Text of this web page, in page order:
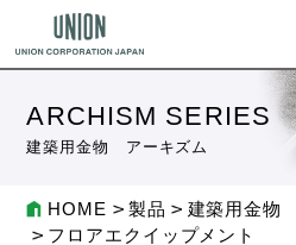
ARCHISM SERIES
建築用金物 アーキズム
HOME 製品
建築用金物
フロアエクイップメント